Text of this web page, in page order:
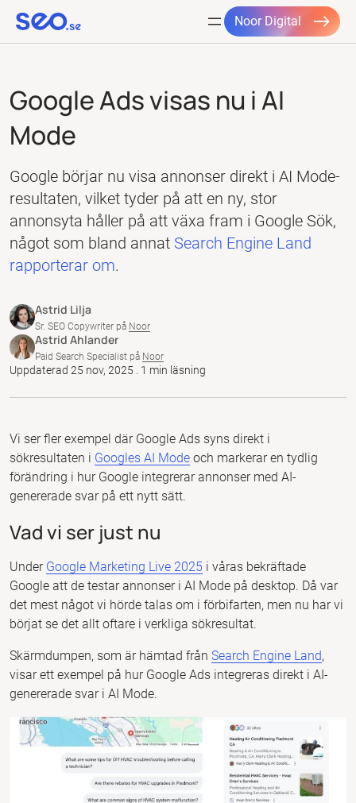
innehåll
Noor Digital
Google Ads visas nu i AI
Mode
Google börjar nu visa annonser direkt i AI Mode-
resultaten, vilket tyder på att en ny, stor
annonsyta håller på att växa fram i Google Sök,
något som bland annat Search Engine Land
rapporterar om.
Astrid Lilja
Sr. SEO Copywriter på Noor
Astrid Ahlander
Paid Search Specialist på Noor
Uppdaterad 25 nov, 2025 . 1 min läsning
Vi ser fler exempel där Google Ads syns direkt i
sökresultaten i Googles AI Mode och markerar en tydlig
förändring i hur Google integrerar annonser med AI-
genererade svar på ett nytt sätt.
Vad vi ser just nu
Under Google Marketing Live 2025 i våras bekräftade
Google att de testar annonser i AI Mode på desktop. Då var
det mest något vi hörde talas om i förbifarten, men nu har vi
börjat se det allt oftare i verkliga sökresultat.
Skärmdumpen, som är hämtad från Search Engine Land,
visar ett exempel på hur Google Ads integreras direkt i AI-
genererade svar i AI Mode.